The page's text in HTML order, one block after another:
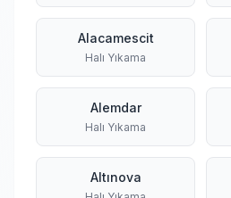
Alacamescit
Halı Yıkama
Alemdar
Halı Yıkama
Altınova